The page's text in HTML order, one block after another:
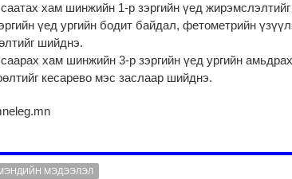
хам шинжийн 1-р зэргийн үед
үед ургийн бодит байдал, фетометрийн
шийднэ.
хам шинжийн 3-р зэргийн үед ургийн
кесарево мэс заслаар шийднэ.
МЭДЭЭЛЭЛ